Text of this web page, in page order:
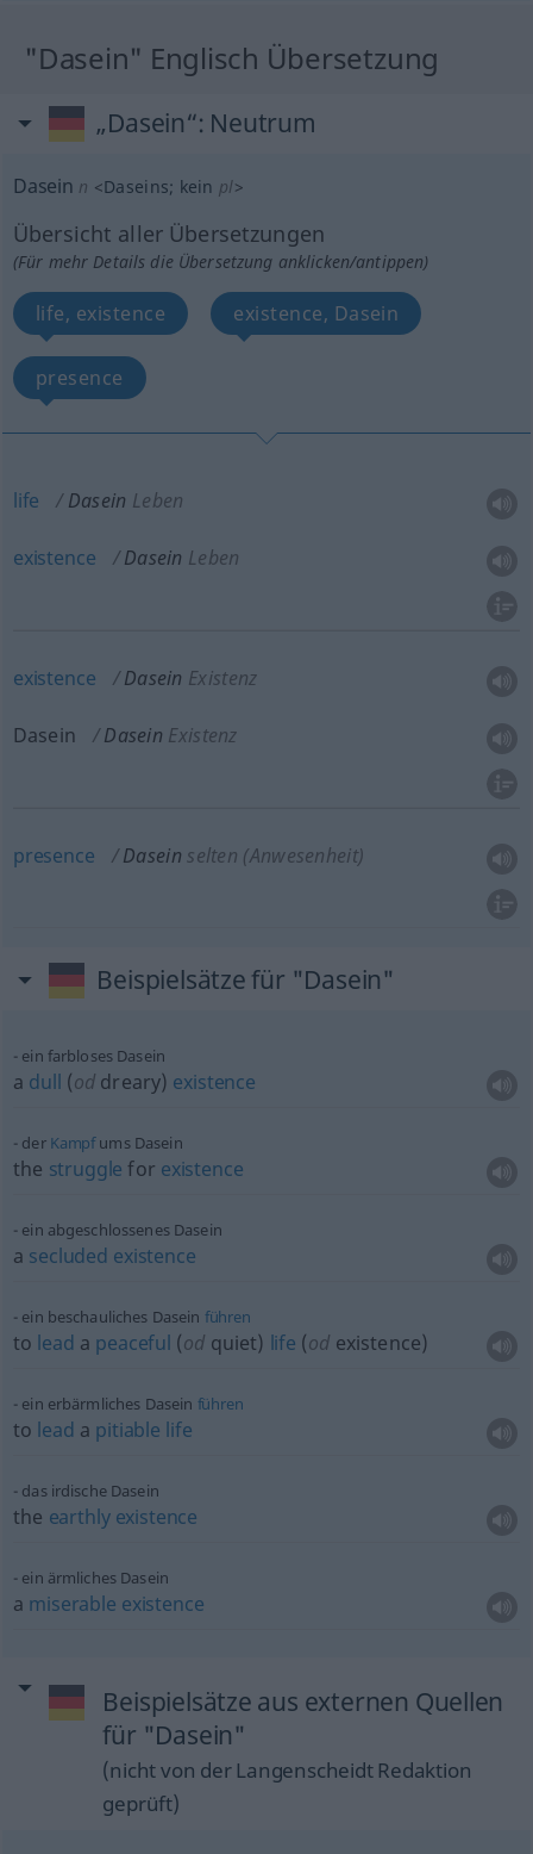
"Dasein" Englisch Übersetzung
„Dasein“: Neutrum
Dasein n <Daseins; kein pl>
Übersicht aller Übersetzungen
(Für mehr Details die Übersetzung anklicken/antippen)
life, existence existence, Dasein
presence
life Dasein Leben
existence Dasein Leben
existence Dasein Existenz
Dasein Dasein Existenz
presence Dasein selten (Anwesenheit)
Beispielsätze für "Dasein"
ein farbloses Dasein
a dull (od dreary) existence
der Kampfums Dasein
the struggle for existence
ein abgeschlossenes Dasein
a secluded existence
ein beschauliches Dasein führen
to lead a peaceful (od quiet) life (od existence)
ein erbärmliches Dasein führen
to lead a pitiable life
das irdische Dasein
the earthly existence
ein ärmliches Dasein
a miserable existence
Beispielsätze aus externen Quellen
für "Dasein"
(nicht von der Langenscheidt Redaktion
geprüft)